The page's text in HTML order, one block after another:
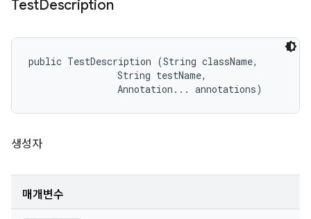
TestDescription
public TestDescription (String className,
                String testName,
                Annotation... annotations)
생성자
매개변수